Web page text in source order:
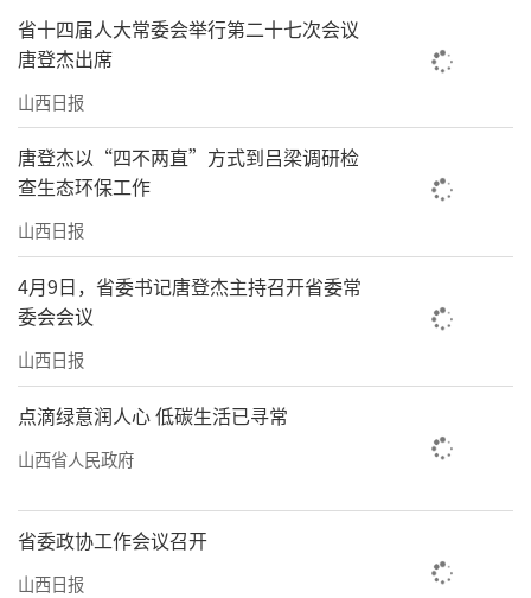
融合发展行动、服务业扩能提质行动，提升非
煤矿产行业可持续发展水平和竞争力，加快把
资源优势更好转化为发展优势。五是以科技创
新引领新质生产力发展。推动科技创新和产业
创新深度融合，加强关键核心技术攻关，强化
企业创新主体地位，促进科技成果转化应用。
一体推进教育科技人才发展，启动实施新一轮
高等教育“百亿工程”，持续健全“1+N”人才
政策体系。深化拓展“人工智能+”，深入推进
数字山西建设。六是进一步全面深化改革扩大
开放。充分发挥经济体制改革牵引作用，持续
深化国资国企、民营经济、财政金融、要素市
境。稳步扩大制度型开放，提升开放平台和通
道建设水平，推进贸易投资一体化、内外贸一
省十四届人大常委会举行第二十七次会议
唐登杰出席
山西日报
唐登杰以“四不两直”方式到吕梁调研检
查生态环保工作
山西日报
4月9日，省委书记唐登杰主持召开省委常
委会会议
山西日报
点滴绿意润人心 低碳生活已寻常
山西省人民政府
省委政协工作会议召开
山西日报